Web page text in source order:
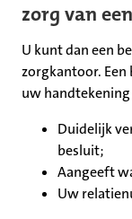
zorg van
U kunt dan een
zorgkantoor.
uw
Duidelijk
besluit;
Aangeeft
Uw